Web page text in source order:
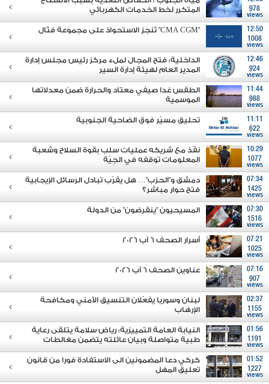
978
views
المتكرر لخط الخدمات الكهربائي
12:50
1008
views
"CMA CGM" تُنجز الاستحواذ على مجموعة فتّال
12:46
924
views
الداخلية: فتح المجال لملء مركز رئيس مجلس إدارة
المدير العام لهيئة إدارة السير
11:44
988
views
الطقس غدا صيفي معتاد والحرارة ضمن معدلاتها
الموسمية
11:11
622
views
تحليق مسيّر فوق الضاحية الجنوبية
10:29
1077
views
نفّذ مع شريكه عمليات سلب بقوة السلاح وشعبة
المعلومات توقفه في الجِيّة
07:34
1425
views
دمشق و"الحزب"… هل يقرّب تبادل الرسائل الإيجابية
فتح حوار مباشر؟
07:30
1516
views
المسيحيون "ينقرضون" من الدولة
07:21
1025
views
أسرار الصحف 6 آب 2026
07:16
907
views
عناوين الصحف 6 آب 2026
02:37
1155
views
لبنان وسوريا يفعّلان التنسيق الأمني ومكافحة
الإرهاب
01:56
1191
views
النيابة العامة التمييزية: رياض سلامة يتلقى رعاية
طبية متواصلة وبيان عائلته يتضمن مغالطات
01:52
1227
views
كركي دعا المضمونين الى الاستفادة فورا من قانون
تعليق المهل